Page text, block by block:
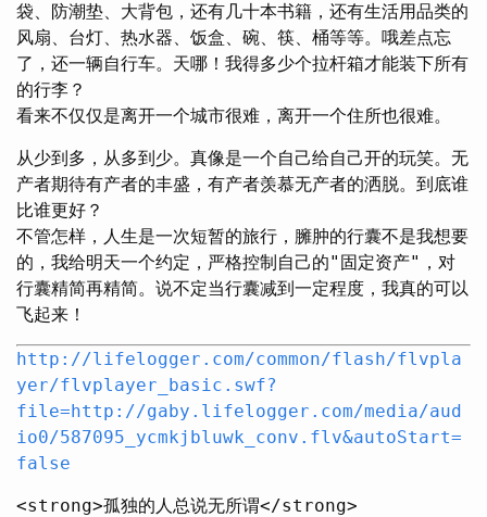
袋、防潮垫、大背包，还有几十本书籍，还有生活用品类的
风扇、台灯、热水器、饭盒、碗、筷、桶等等。哦差点忘
了，还一辆自行车。天哪！我得多少个拉杆箱才能装下所有
的行李？
看来不仅仅是离开一个城市很难，离开一个住所也很难。
从少到多，从多到少。真像是一个自己给自己开的玩笑。无
产者期待有产者的丰盛，有产者羡慕无产者的洒脱。到底谁
比谁更好？
不管怎样，人生是一次短暂的旅行，臃肿的行囊不是我想要
的，我给明天一个约定，严格控制自己的"固定资产"，对
行囊精简再精简。说不定当行囊减到一定程度，我真的可以
飞起来！
http://lifelogger.com/common/flash/flvpla
yer/flvplayer_basic.swf?
file=http://gaby.lifelogger.com/media/aud
io0/587095_ycmkjbluwk_conv.flv&autoStart=
false
<strong>孤独的人总说无所谓</strong>